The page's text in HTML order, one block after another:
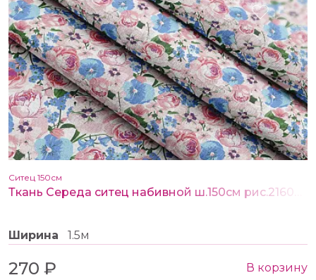
Ситец 150см
Ширина 1.5м
270 ₽ В корзину